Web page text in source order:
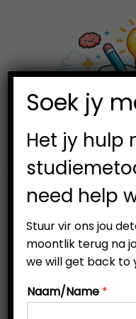
*Available in English and
Is jy ‘n
Soek jy
Het jy hulp
need help
Stuur vir ons jou
moontlik terug na
we will get back to
Naam/Name *